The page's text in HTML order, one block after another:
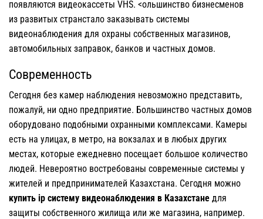
появляются видеокассеты VHS. <ольшинство бизнесменов
из развитых странстало заказывать системы
видеонаблюдения для охраны собственных магазинов,
автомобильных заправок, банков и частных домов.
Современность
Сегодня без камер наблюдения невозможно представить,
пожалуй, ни одно предприятие. Большинство частных домов
оборудовано подобными охранными комплексами. Камеры
есть на улицах, в метро, на вокзалах и в любых других
местах, которые ежедневно посещает большое количество
людей. Невероятно востребованы современные системы у
жителей и предпринимателей Казахстана. Сегодня можно
купить ip систему видеонаблюдения в Казахстане для
защиты собственного жилища или же магазина, например.